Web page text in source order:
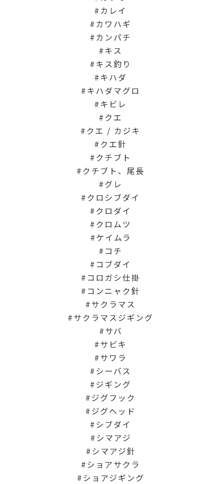
カレイ
カワハギ
カンパチ
キス
キス釣り
キハダ
キハダマグロ
キビレ
クエ
クエ / カジキ
クエ針
クチブト
クチブト、尾長
グレ
クロシブダイ
クロダイ
クロムツ
ケイムラ
コチ
コブダイ
コロガシ仕掛
コンニャク針
サクラマス
サクラマスジギング
サバ
サビキ
サワラ
シーバス
ジギング
ジグフック
ジグヘッド
シブダイ
シマアジ
シマアジ針
ショアサクラ
ショアジギング